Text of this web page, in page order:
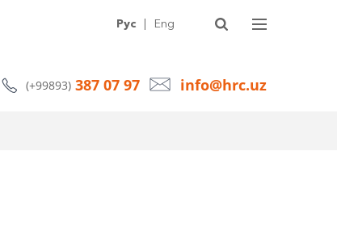
Рус | Eng
(+99893) 387 07 97 info@hrc.uz